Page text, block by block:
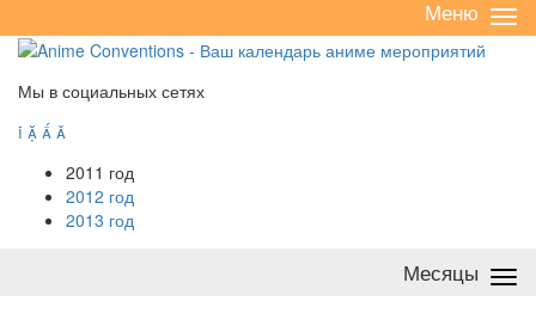
/
Меню
Мы в социальных сетях
   
2011 год
2012 год
2013 год
Месяцы